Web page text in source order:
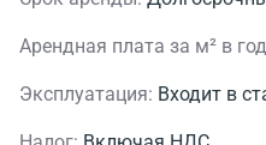
Арендная плата за м² в
Эксплуатация: Входит в